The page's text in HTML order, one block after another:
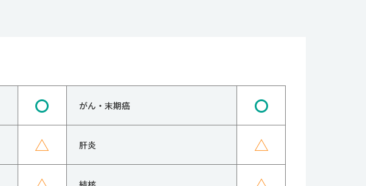
〇
△
がん・末期癌 〇
肝炎 △